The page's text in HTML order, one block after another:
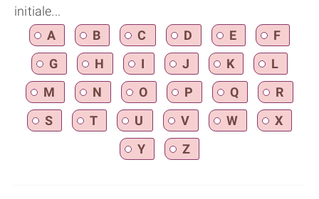
initiale...
A
B C D E
F
G
H I J K
L
M
N O P Q
R
S
T U V W
X
Y
Z